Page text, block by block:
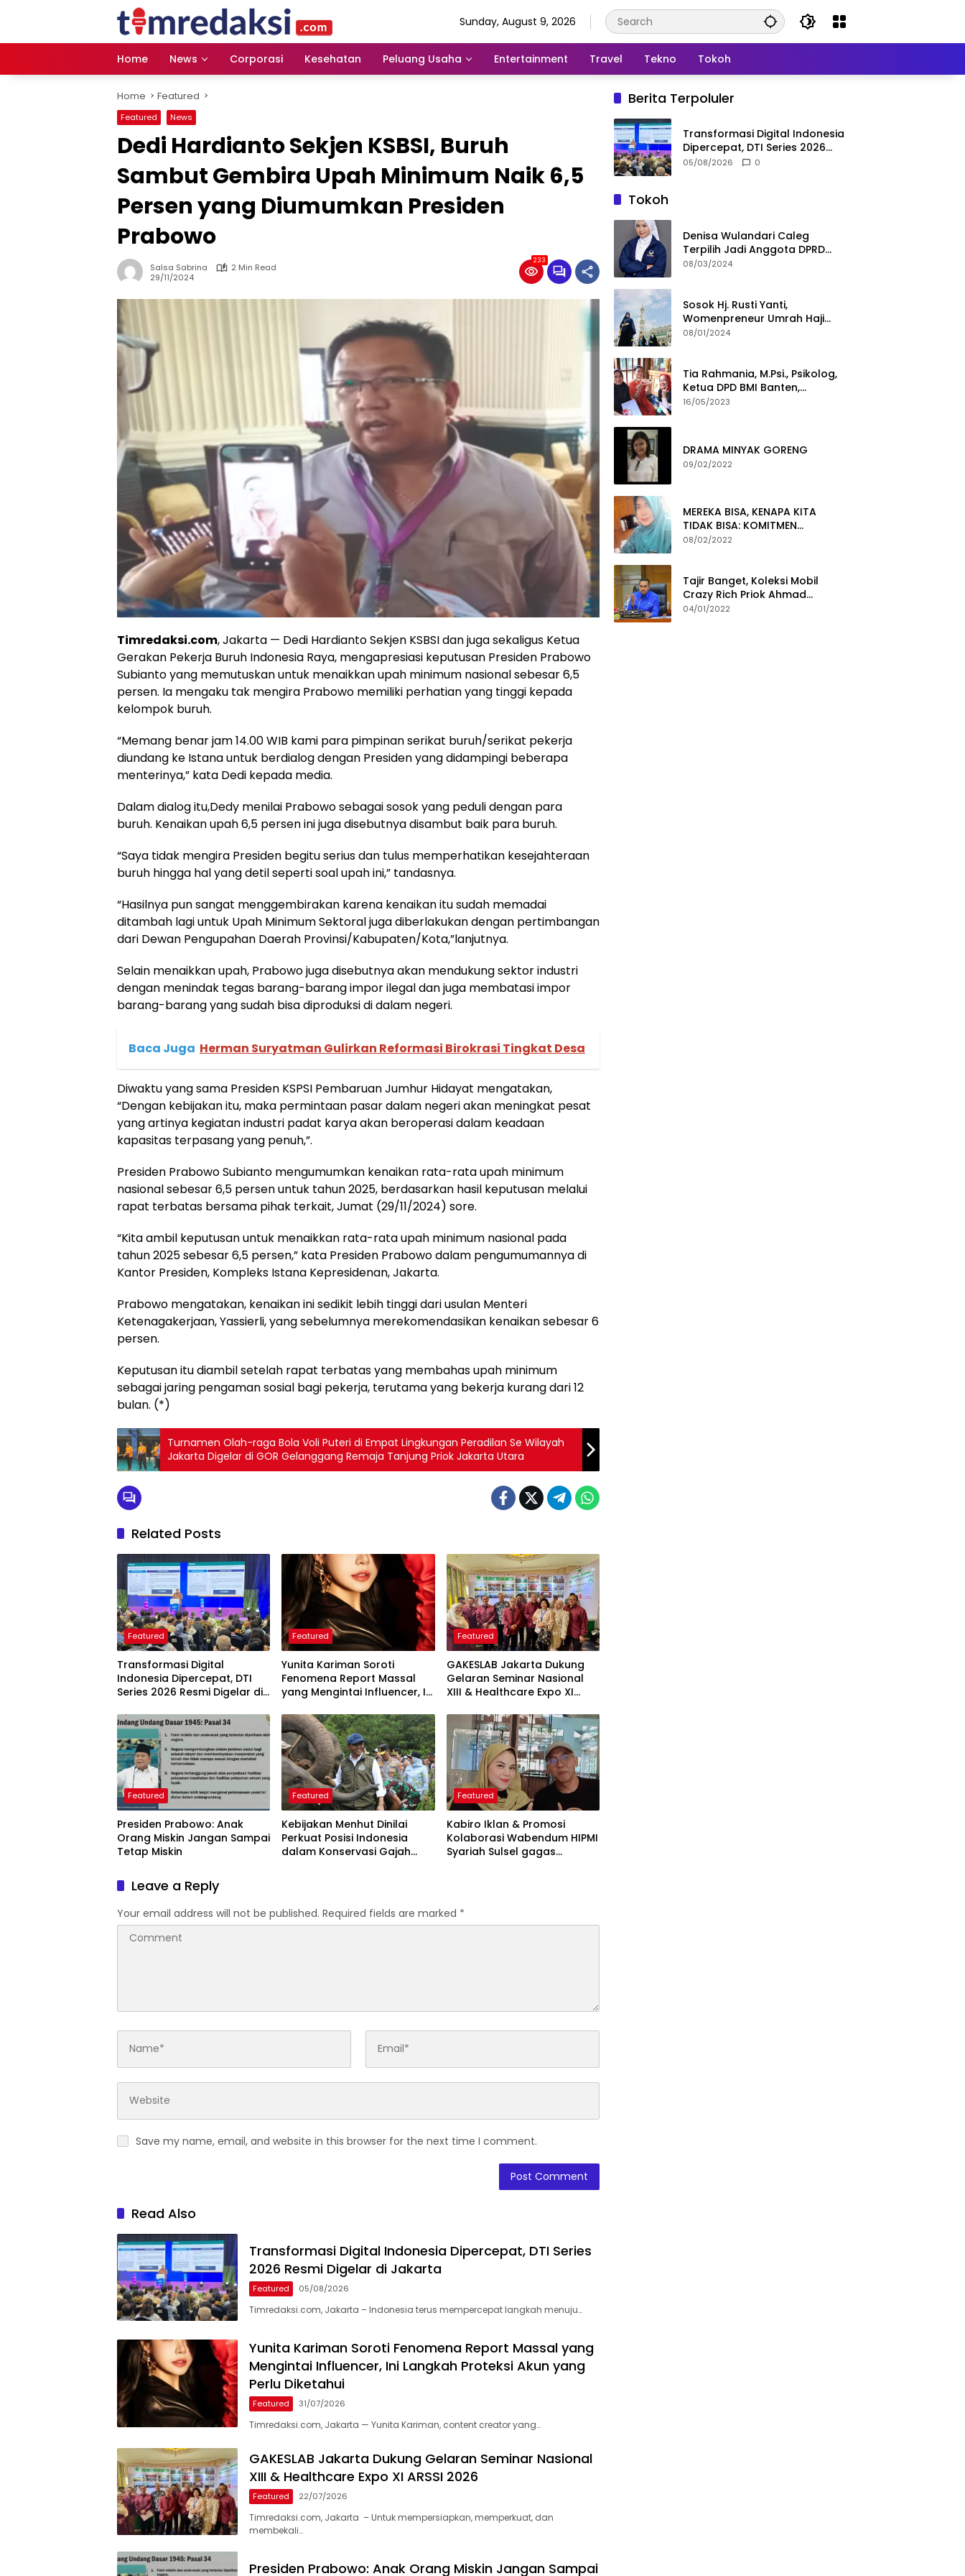
Sunday, August 9, 2026
Home News Corporasi Kesehatan Peluang Usaha Entertainment Travel Tekno Tokoh
Home Featured
Featured News
Dedi Hardianto Sekjen KSBSI, Buruh
Sambut Gembira Upah Minimum Naik 6,5
Persen yang Diumumkan Presiden
Prabowo
Salsa Sabrina
2 Min Read
29/11/2024
233
Timredaksi.com, Jakarta — Dedi Hardianto Sekjen KSBSI dan juga sekaligus Ketua
Gerakan Pekerja Buruh Indonesia Raya, mengapresiasi keputusan Presiden Prabowo
Subianto yang memutuskan untuk menaikkan upah minimum nasional sebesar 6,5
persen. Ia mengaku tak mengira Prabowo memiliki perhatian yang tinggi kepada
kelompok buruh.
“Memang benar jam 14.00 WIB kami para pimpinan serikat buruh/serikat pekerja
diundang ke Istana untuk berdialog dengan Presiden yang didampingi beberapa
menterinya,” kata Dedi kepada media.
Dalam dialog itu,Dedy menilai Prabowo sebagai sosok yang peduli dengan para
buruh. Kenaikan upah 6,5 persen ini juga disebutnya disambut baik para buruh.
“Saya tidak mengira Presiden begitu serius dan tulus memperhatikan kesejahteraan
buruh hingga hal yang detil seperti soal upah ini,” tandasnya.
“Hasilnya pun sangat menggembirakan karena kenaikan itu sudah memadai
ditambah lagi untuk Upah Minimum Sektoral juga diberlakukan dengan pertimbangan
dari Dewan Pengupahan Daerah Provinsi/Kabupaten/Kota,”lanjutnya.
Selain menaikkan upah, Prabowo juga disebutnya akan mendukung sektor industri
dengan menindak tegas barang-barang impor ilegal dan juga membatasi impor
barang-barang yang sudah bisa diproduksi di dalam negeri.
Baca Juga Herman Suryatman Gulirkan Reformasi Birokrasi Tingkat Desa
Diwaktu yang sama Presiden KSPSI Pembaruan Jumhur Hidayat mengatakan,
“Dengan kebijakan itu, maka permintaan pasar dalam negeri akan meningkat pesat
yang artinya kegiatan industri padat karya akan beroperasi dalam keadaan
kapasitas terpasang yang penuh,”.
Presiden Prabowo Subianto mengumumkan kenaikan rata-rata upah minimum
nasional sebesar 6,5 persen untuk tahun 2025, berdasarkan hasil keputusan melalui
rapat terbatas bersama pihak terkait, Jumat (29/11/2024) sore.
“Kita ambil keputusan untuk menaikkan rata-rata upah minimum nasional pada
tahun 2025 sebesar 6,5 persen,” kata Presiden Prabowo dalam pengumumannya di
Kantor Presiden, Kompleks Istana Kepresidenan, Jakarta.
Prabowo mengatakan, kenaikan ini sedikit lebih tinggi dari usulan Menteri
Ketenagakerjaan, Yassierli, yang sebelumnya merekomendasikan kenaikan sebesar 6
persen.
Keputusan itu diambil setelah rapat terbatas yang membahas upah minimum
sebagai jaring pengaman sosial bagi pekerja, terutama yang bekerja kurang dari 12
bulan. (*)
Turnamen Olah-raga Bola Voli Puteri di Empat Lingkungan Peradilan Se Wilayah
Jakarta Digelar di GOR Gelanggang Remaja Tanjung Priok Jakarta Utara
Related Posts
Featured
Transformasi Digital
Indonesia Dipercepat, DTI
Series 2026 Resmi Digelar di
Featured
Yunita Kariman Soroti
Fenomena Report Massal
yang Mengintai Influencer, Ini
Perlu Diketahui
Featured
GAKESLAB Jakarta Dukung
Gelaran Seminar Nasional
XIII & Healthcare Expo XI
Featured
Presiden Prabowo: Anak
Orang Miskin Jangan Sampai
Tetap Miskin
Featured
Kebijakan Menhut Dinilai
Perkuat Posisi Indonesia
dalam Konservasi Gajah
Featured
Kabiro Iklan & Promosi
Kolaborasi Wabendum HIPMI
Syariah Sulsel gagas
Leave a Reply
Your email address will not be published. Required fields are marked *
Save my name, email, and website in this browser for the next time I comment.
Read Also
Transformasi Digital Indonesia Dipercepat, DTI Series
2026 Resmi Digelar di Jakarta
Featured 05/08/2026
Timredaksi.com, Jakarta – Indonesia terus mempercepat langkah menuju…
Yunita Kariman Soroti Fenomena Report Massal yang
Mengintai Influencer, Ini Langkah Proteksi Akun yang
Perlu Diketahui
Featured 31/07/2026
Timredaksi.com, Jakarta — Yunita Kariman, content creator yang…
GAKESLAB Jakarta Dukung Gelaran Seminar Nasional
XIII & Healthcare Expo XI ARSSI 2026
Featured 22/07/2026
Timredaksi.com, Jakarta – Untuk mempersiapkan, memperkuat, dan
membekali…
Presiden Prabowo: Anak Orang Miskin Jangan Sampai
Berita Terpoluler
Transformasi Digital Indonesia
Dipercepat, DTI Series 2026
Resmi Digelar di Jakarta
05/08/2026 0
Tokoh
Denisa Wulandari Caleg
Terpilih Jadi Anggota DPRD
Termuda Periode 2024-2029
08/03/2024
Sosok Hj. Rusti Yanti,
Womenpreneur Umrah Haji
Yang Gigih Syiarkan Baitullah
08/01/2024
Tia Rahmania, M.Psi., Psikolog,
Ketua DPD BMI Banten,
membawa Program Layanan
16/05/2023
DRAMA MINYAK GORENG
09/02/2022
MEREKA BISA, KENAPA KITA
TIDAK BISA: KOMITMEN
PEMBERANTASAN KORUPSI
08/02/2022
Tajir Banget, Koleksi Mobil
Crazy Rich Priok Ahmad
Sahroni Bikin Ngiler
04/01/2022